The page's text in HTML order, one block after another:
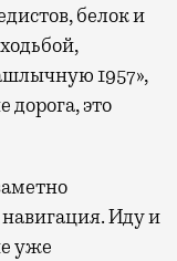
белок и
1957»,
дорога, это
Иду и
уже